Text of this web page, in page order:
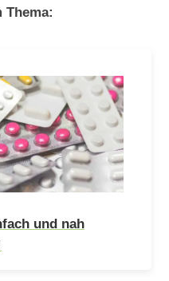
Thema:
und nah